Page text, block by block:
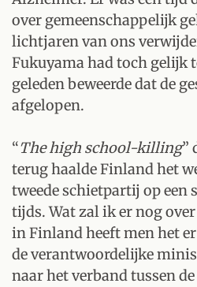
over gemeenschappelijk
lichtjaren van ons
Fukuyama had toch
geleden beweerde dat de
afgelopen.
“The high school-killing”
terug haalde Finland het
tweede schietpartij op een
tijds. Wat zal ik er nog
in Finland heeft men het
de verantwoordelijke
naar het verband tussen